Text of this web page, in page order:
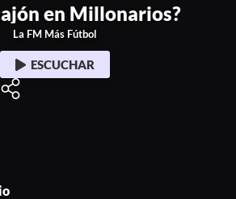
en Millonarios?
La FM Más Fútbol
ESCUCHAR